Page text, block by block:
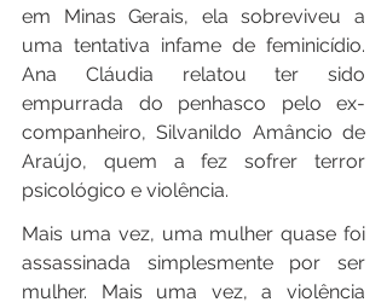
em Minas Gerais, ela sobreviveu a
uma tentativa infame de feminicídio.
Ana Cláudia relatou ter sido
empurrada do penhasco pelo ex-
companheiro, Silvanildo Amâncio de
Araújo, quem a fez sofrer terror
psicológico e violência.
Mais uma vez, uma mulher quase foi
assassinada simplesmente por ser
mulher. Mais uma vez, a violência